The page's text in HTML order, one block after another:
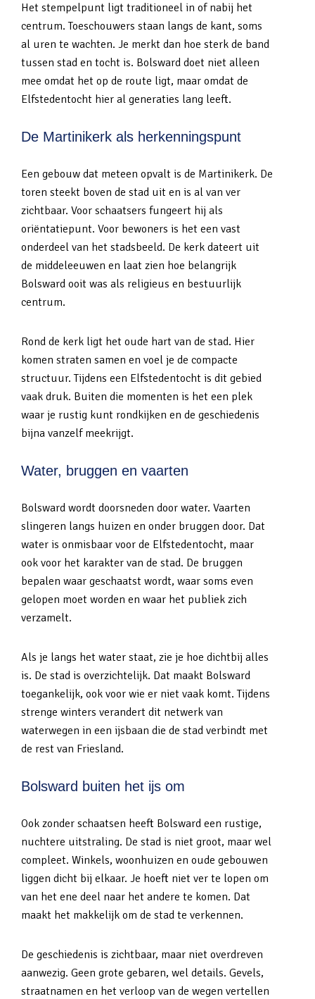
Het stempelpunt ligt traditioneel in of nabij het
centrum. Toeschouwers staan langs de kant, soms
al uren te wachten. Je merkt dan hoe sterk de band
tussen stad en tocht is. Bolsward doet niet alleen
mee omdat het op de route ligt, maar omdat de
Elfstedentocht hier al generaties lang leeft.
De Martinikerk als herkenningspunt
Een gebouw dat meteen opvalt is de Martinikerk. De
toren steekt boven de stad uit en is al van ver
zichtbaar. Voor schaatsers fungeert hij als
oriëntatiepunt. Voor bewoners is het een vast
onderdeel van het stadsbeeld. De kerk dateert uit
de middeleeuwen en laat zien hoe belangrijk
Bolsward ooit was als religieus en bestuurlijk
centrum.
Rond de kerk ligt het oude hart van de stad. Hier
komen straten samen en voel je de compacte
structuur. Tijdens een Elfstedentocht is dit gebied
vaak druk. Buiten die momenten is het een plek
waar je rustig kunt rondkijken en de geschiedenis
bijna vanzelf meekrijgt.
Water, bruggen en vaarten
Bolsward wordt doorsneden door water. Vaarten
slingeren langs huizen en onder bruggen door. Dat
water is onmisbaar voor de Elfstedentocht, maar
ook voor het karakter van de stad. De bruggen
bepalen waar geschaatst wordt, waar soms even
gelopen moet worden en waar het publiek zich
verzamelt.
Als je langs het water staat, zie je hoe dichtbij alles
is. De stad is overzichtelijk. Dat maakt Bolsward
toegankelijk, ook voor wie er niet vaak komt. Tijdens
strenge winters verandert dit netwerk van
waterwegen in een ijsbaan die de stad verbindt met
de rest van Friesland.
Bolsward buiten het ijs om
Ook zonder schaatsen heeft Bolsward een rustige,
nuchtere uitstraling. De stad is niet groot, maar wel
compleet. Winkels, woonhuizen en oude gebouwen
liggen dicht bij elkaar. Je hoeft niet ver te lopen om
van het ene deel naar het andere te komen. Dat
maakt het makkelijk om de stad te verkennen.
De geschiedenis is zichtbaar, maar niet overdreven
aanwezig. Geen grote gebaren, wel details. Gevels,
straatnamen en het verloop van de wegen vertellen